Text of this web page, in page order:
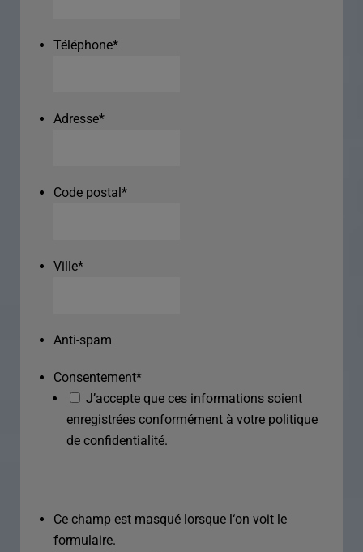
Téléphone*
Adresse*
Code postal*
Ville*
Anti-spam
Consentement*
J’accepte que ces informations soient
enregistrées conformément à votre politique
de confidentialité.
Ce champ est masqué lorsque l‘on voit le
formulaire.